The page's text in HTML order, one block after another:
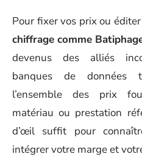
Pour fixer vos prix ou
chiffrage comme
devenus des alliés
banques de données
l’ensemble des prix
matériau ou prestation
d’œil suffit pour
intégrer votre marge et